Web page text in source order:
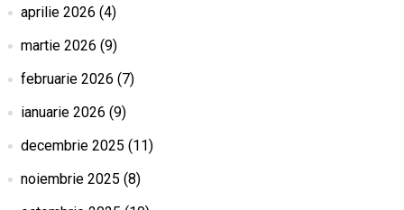
aprilie 2026 (4)
martie 2026 (9)
februarie 2026 (7)
ianuarie 2026 (9)
decembrie 2025 (11)
noiembrie 2025 (8)